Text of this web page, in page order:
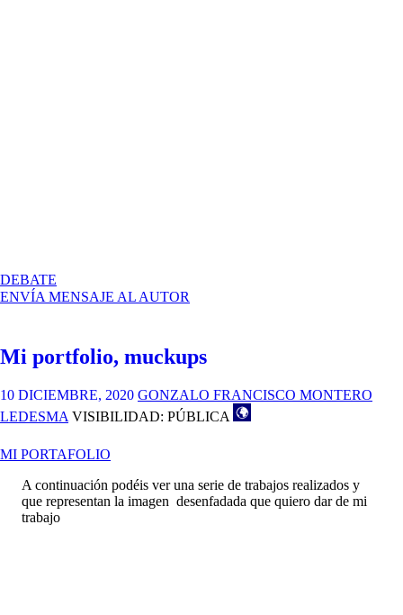
DEBATE
MI
ENVÍA MENSAJE AL AUTOR
Mi portfolio, muckups
10 DICIEMBRE, 2020 GONZALO FRANCISCO MONTERO
LEDESMA VISIBILIDAD: PÚBLICA
MI PORTAFOLIO
A continuación podéis ver una serie de trabajos realizados y
que representan la imagen desenfadada que quiero dar de mi
trabajo